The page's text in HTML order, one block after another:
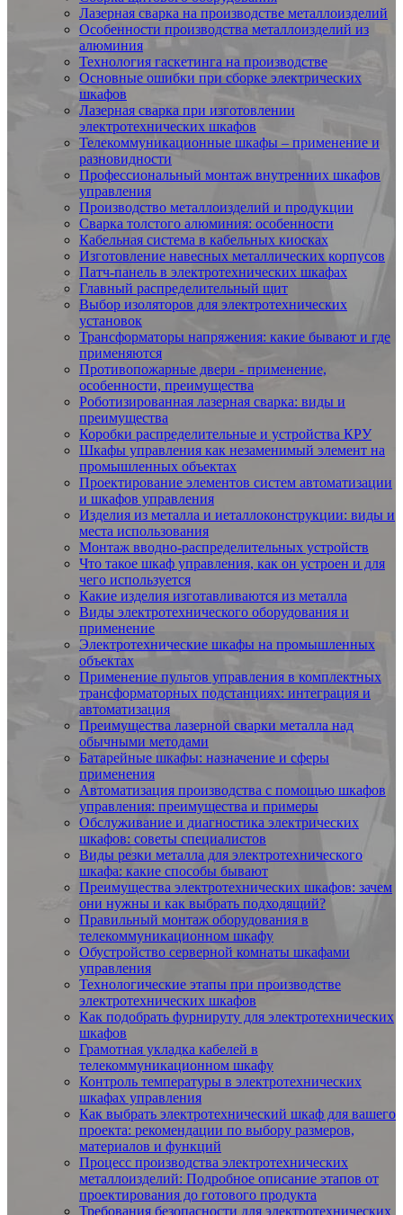
Лазерная сварка на производстве металлоизделий
Особенности производства металлоизделий из
алюминия
Технология гаскетинга на производстве
Основные ошибки при сборке электрических
шкафов
Лазерная сварка при изготовлении
электротехнических шкафов
Телекоммуникационные шкафы – применение и
разновидности
Профессиональный монтаж внутренних шкафов
управления
Производство металлоизделий и продукции
Сварка толстого алюминия: особенности
Кабельная система в кабельных киосках
Изготовление навесных металлических корпусов
Патч-панель в электротехнических шкафах
Главный распределительный щит
Выбор изоляторов для электротехнических
установок
Трансформаторы напряжения: какие бывают и где
применяются
Противопожарные двери - применение,
особенности, преимущества
Роботизированная лазерная сварка: виды и
преимущества
Коробки распределительные и устройства КРУ
Шкафы управления как незаменимый элемент на
промышленных объектах
Проектирование элементов систем автоматизации
и шкафов управления
Изделия из металла и иеталлоконструкции: виды и
места использования
Монтаж вводно-распределительных устройств
Что такое шкаф управления, как он устроен и для
чего используется
Какие изделия изготавливаются из металла
Виды электротехнического оборудования и
применение
Электротехнические шкафы на промышленных
объектах
Применение пультов управления в комплектных
трансформаторных подстанциях: интеграция и
автоматизация
Преимущества лазерной сварки металла над
обычными методами
Батарейные шкафы: назначение и сферы
применения
Автоматизация производства с помощью шкафов
управления: преимущества и примеры
Обслуживание и диагностика электрических
шкафов: советы специалистов
Виды резки металла для электротехнического
шкафа: какие способы бывают
Преимущества электротехнических шкафов: зачем
они нужны и как выбрать подходящий?
Правильный монтаж оборудования в
телекоммуникационном шкафу
Обустройство серверной комнаты шкафами
управления
Технологические этапы при производстве
электротехнических шкафов
Как подобрать фурнируту для электротехнических
шкафов
Грамотная укладка кабелей в
телекоммуникационном шкафу
Контроль температуры в электротехнических
шкафах управления
Как выбрать электротехнический шкаф для вашего
проекта: рекомендации по выбору размеров,
материалов и функций
Процесс производства электротехнических
металлоизделий: Подробное описание этапов от
проектирования до готового продукта
Требования безопасности для электротехнических